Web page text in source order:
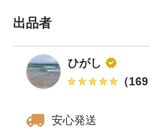
出品者
ひがし
（169
安心発送